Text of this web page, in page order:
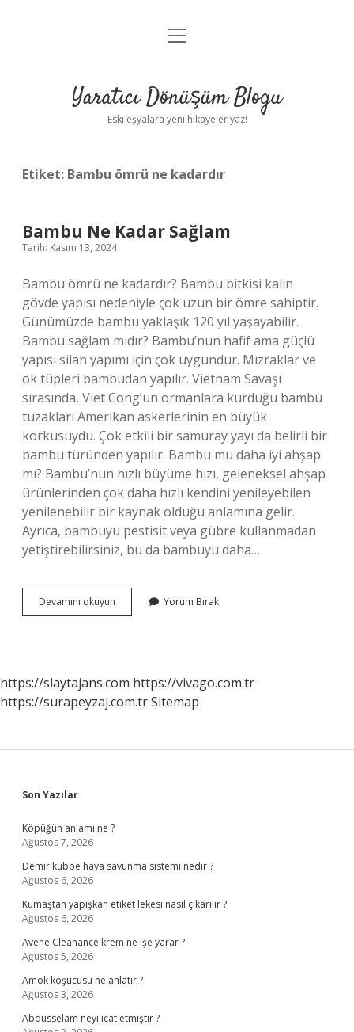
Anasayfa
Yasal Uyarı
menüyü
Yaratıcı Dönüşüm Blogu
Eski eşyalara yeni hikayeler yaz!
Etiket: Bambu ömrü ne kadardır
Bambu Ne Kadar Sağlam
Tarih: Kasım 13, 2024
Bambu ömrü ne kadardır? Bambu bitkisi kalın
gövde yapısı nedeniyle çok uzun bir ömre sahiptir.
Günümüzde bambu yaklaşık 120 yıl yaşayabilir.
Bambu sağlam mıdır? Bambu’nun hafif ama güçlü
yapısı silah yapımı için çok uygundur. Mızraklar ve
ok tüpleri bambudan yapılır. Vietnam Savaşı
sırasında, Viet Cong’un ormanlara kurduğu bambu
tuzakları Amerikan askerlerinin en büyük
korkusuydu. Çok etkili bir samuray yayı da belirli bir
bambu türünden yapılır. Bambu mu daha iyi ahşap
mı? Bambu’nun hızlı büyüme hızı, geleneksel ahşap
ürünlerinden çok daha hızlı kendini yenileyebilen
yenilenebilir bir kaynak olduğu anlamına gelir.
Ayrıca, bambuyu pestisit veya gübre kullanmadan
yetiştirebilirsiniz, bu da bambuyu daha…
Devamını okuyun
Ne
Yorum Bırak
https://slaytajans.com https://vivago.com.tr
https://surapeyzaj.com.trSitemap
Sidebar
Son Yazılar
Köpüğün anlamı ne ?
Ağustos 7, 2026
Demir kubbe hava savunma sistemi nedir ?
Ağustos 6, 2026
Kumaştan yapışkan etiket lekesi nasıl çıkarılır ?
Ağustos 6, 2026
Avene Cleanance krem ne işe yarar ?
Ağustos 5, 2026
Amok koşucusu ne anlatır ?
Ağustos 3, 2026
Abdüsselam neyi icat etmiştir ?